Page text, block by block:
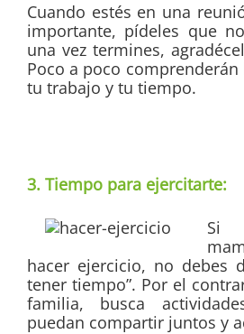
Cuando estés en una
importante, pídeles que
una vez termines,
Poco a poco
tu trabajo y tu tiempo.
3. Tiempo para ejercitarte:
Si
hacer ejercicio, no debes
tener tiempo”. Por el
familia, busca
puedan compartir juntos y